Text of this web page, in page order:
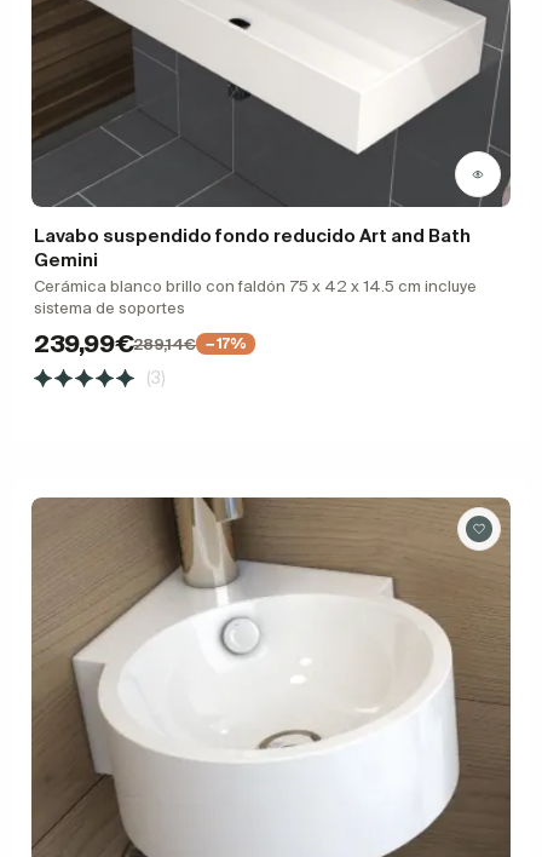
Lavabo suspendido fondo reducido Art and Bath
Gemini
Cerámica blanco brillo con faldón 75 x 42 x 14.5 cm incluye
sistema de soportes
239,99€289,14€ −17%
(3)